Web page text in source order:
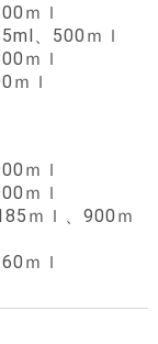
ｍｌ
ｍｌ
ｌ
ｌ
ｍｌ
ｌ、900ｍ
ｌ